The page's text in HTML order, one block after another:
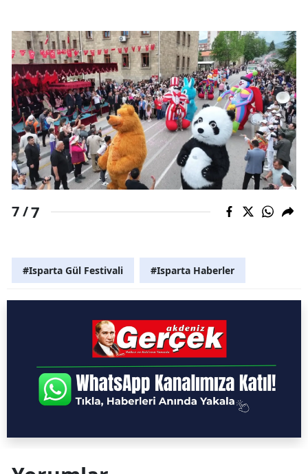
7 /7
#Isparta Gül Festivali #Isparta Haberler